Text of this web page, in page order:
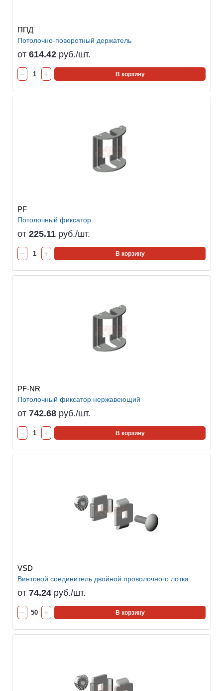
ППД
Потолочно-поворотный держатель
от 614.42 руб./шт.
В корзину
PF
Потолочный фиксатор
от 225.11 руб./шт.
В корзину
PF-NR
Потолочный фиксатор нержавеющий
от 742.68 руб./шт.
В корзину
VSD
Винтовой соединитель двойной проволочного лотка
от 74.24 руб./шт.
В корзину